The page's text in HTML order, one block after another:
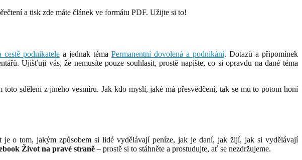
a tisk zde máte článek ve formátu PDF. Užijte si to!
cestě podnikatele a jednak téma Permanentní dovolená a podnikání. Dotazů a připomínek
Ujišťuji vás, že nemusíte pouze souhlasit, prostě napište, co si opravdu na dané téma
toto sdělení z jiného vesmíru. Jak kdo myslí, jaké má přesvědčení, tak se mu to potom honí
o tom, jakým způsobem si lidé vydělávají peníze, jak je daní, jak žijí, jak si vydělávají
Život na pravé straně – prostě si to stáhněte a prostudujte, ať se nezdržujeme.